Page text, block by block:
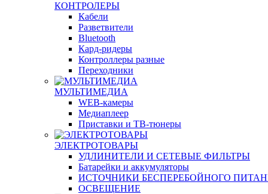
КОНТРОЛЕРЫ
Кабели
Разветвители
Bluetooth
Кард-ридеры
Контроллеры разные
Переходники
МУЛЬТИМЕДИА
WEB-камеры
Медиаплеер
Приставки и ТВ-тюнеры
ЭЛЕКТРОТОВАРЫ
УДЛИНИТЕЛИ И СЕТЕВЫЕ ФИЛЬТРЫ
Батарейки и аккумуляторы
ИСТОЧНИКИ БЕСПЕРЕБОЙНОГО
ОСВЕЩЕНИЕ